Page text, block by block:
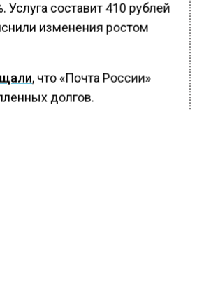
Услуга составит 410 рублей
изменения ростом
, что «Почта России»
долгов.